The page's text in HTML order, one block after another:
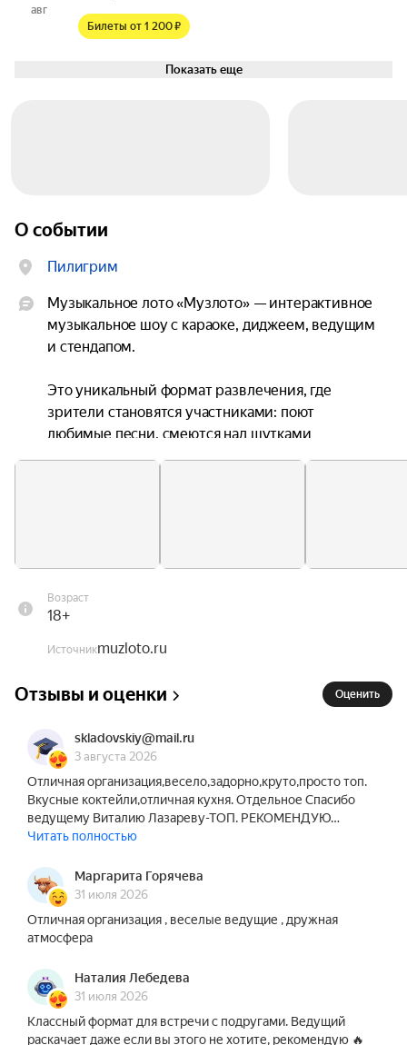
авг
Билеты от 1 200 ₽
Показать еще
О событии
Пилигрим
Музыкальное лото «Музлото» — интерактивное
музыкальное шоу с караоке, диджеем, ведущим
и стендапом.
Это уникальный формат развлечения, где
зрители становятся участниками: поют
любимые песни, смеются над шутками
ведущего, играют в музыкальное лото и
музыкальное шоу, которое каждую неделю
Но уже через несколько минут весь зал поёт
— На входе каждый гость получает уникальный
бланк музыкального лото с песнями.
— Во время игры ведущий тянет бочонки лото,
диджей включает соответствующий
музыкальный хит, а зал превращается в большое
нужно зачеркнуть.
— Собрали выигрышную комбинацию? Кричите
«Музлото!» и забираете приз под аплодисменты
всего зала.
Так проходит музыкальное лото, где каждый
может стать победителем.
Формат музыкального шоу!
Возраст
18+
Источникmuzloto.ru
Отзывы и оценки Оценить
skladovskiy@mail.ru
3 августа 2026
Отличная организация,весело,задорно,круто,просто топ.
Вкусные коктейли,отличная кухня. Отдельное Спасибо
ведущему Виталию Лазареву-ТОП. РЕКОМЕНДУЮ…
Читать полностью
Маргарита Горячева
31 июля 2026
Отличная организация , веселые ведущие , дружная
атмосфера
Наталия Лебедева
31 июля 2026
Классный формат для встречи с подругами. Ведущий
раскачает даже если вы этого не хотите, рекомендую 🔥